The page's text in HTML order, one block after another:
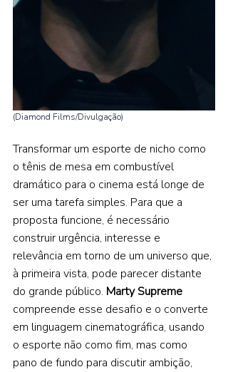
(Diamond Films/Divulgação)
Transformar um esporte de nicho como
o tênis de mesa em combustível
dramático para o cinema está longe de
ser uma tarefa simples. Para que a
proposta funcione, é necessário
construir urgência, interesse e
relevância em torno de um universo que,
à primeira vista, pode parecer distante
do grande público. Marty Supreme
compreende esse desafio e o converte
em linguagem cinematográfica, usando
o esporte não como fim, mas como
pano de fundo para discutir ambição,